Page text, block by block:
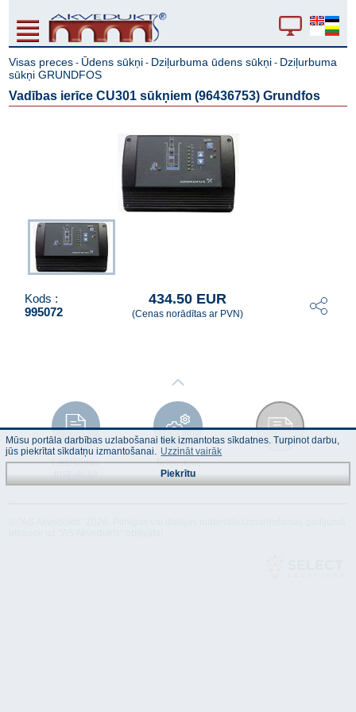
Visas preces - Ūdens sūkņi - Dziļurbuma ūdens sūkņi - Dziļurbuma
sūkņi GRUNDFOS
Vadības ierīce CU301 sūkņiem (96436753) Grundfos
Kods :
995072
434.50 EUR
(Cenas norādītas ar PVN)
Lietošanas
Tehniskais
apraksts
Atbilstība
Mūsu portāla darbības uzlabošanai tiek izmantotas sīkdatnes. Turpinot darbu,
jūs piekrītat sīkdatņu izmantošanai. Uzzināt vairāk
Piekrītu